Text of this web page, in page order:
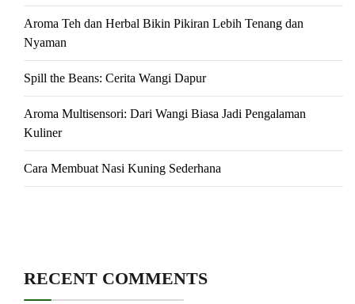
Aroma Teh dan Herbal Bikin Pikiran Lebih Tenang dan
Nyaman
Spill the Beans: Cerita Wangi Dapur
Aroma Multisensori: Dari Wangi Biasa Jadi Pengalaman
Kuliner
Cara Membuat Nasi Kuning Sederhana
RECENT COMMENTS